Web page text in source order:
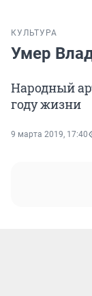
КУЛЬТУРА
Умер
Народный
году жизни
9 марта 2019, 17:40